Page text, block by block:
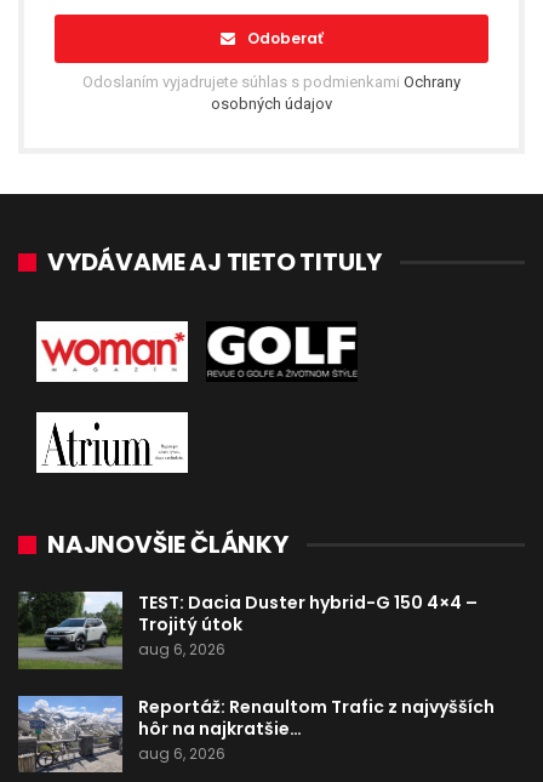
Odoberať
Odoslaním vyjadrujete súhlas s podmienkami Ochrany
osobných údajov
VYDÁVAME AJ TIETO TITULY
NAJNOVŠIE ČLÁNKY
TEST: Dacia Duster hybrid-G 150 4×4 –
Trojitý útok
aug 6, 2026
Reportáž: Renaultom Trafic z najvyšších
hôr na najkratšie…
aug 6, 2026